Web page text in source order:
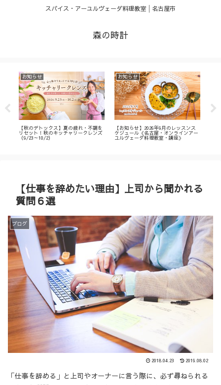
スパイス・アーユルヴェーダ料理教室│名古屋市
森の時計
お知らせ
【秋のデトックス】夏の疲れ・不調を
リセット！秋のキッチャリークレンズ
（9/23～10/2）
お知らせ
【お知らせ】2026年9月のレッスンス
ケジュール《名古屋・オンラインアー
ユルヴェーダ料理教室・講座》
【仕事を辞めたい理由】上司から聞かれる
質問６選
ブログ
2018.04.23 2019.08.02
「仕事を辞める」と上司やオーナーに言う際に、必ず尋ねられる